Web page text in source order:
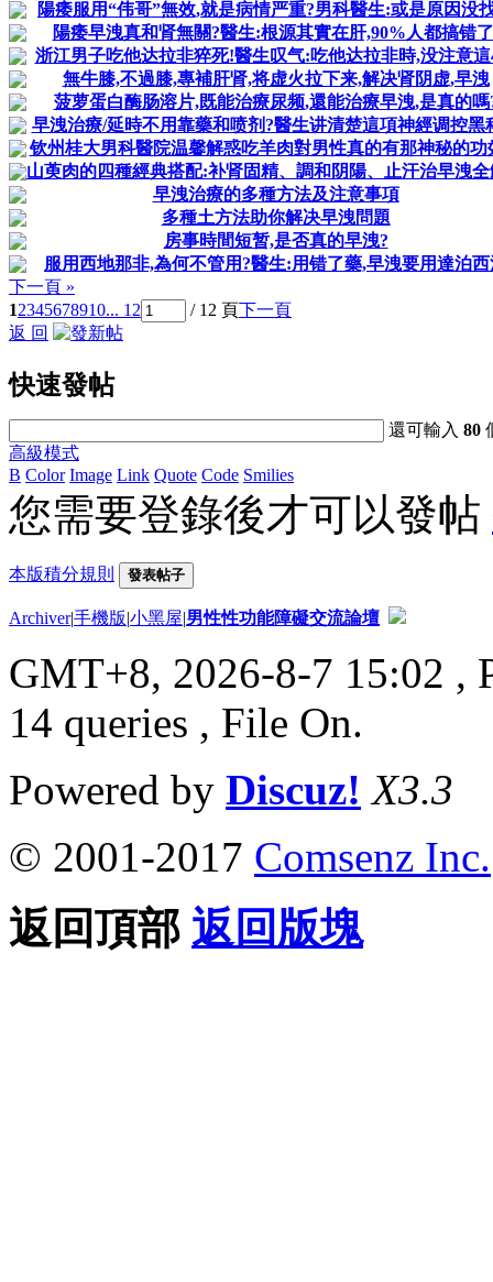
陽痿服用“伟哥”無效,就是病情严重?男科醫生:或是原因没
陽痿早洩真和肾無關?醫生:根源其實在肝,90%人都搞错
浙江男子吃他达拉非猝死!醫生叹气:吃他达拉非時,没注意這
無牛膝,不過膝,專補肝肾,将虚火拉下来,解决肾阴虚,早洩
菠萝蛋白酶肠溶片,既能治療尿频,還能治療早洩,是真的嗎
早洩治療/延時不用靠藥和喷剂?醫生讲清楚這項神經调控黑
钦州桂大男科醫院温馨解惑吃羊肉對男性真的有那神秘的功
山萸肉的四種經典搭配:补肾固精、調和阴陽、止汗治早洩
早洩治療的多種方法及注意事項
多種土方法助你解决早洩問題
房事時間短暂,是否真的早洩?
服用西地那非,為何不管用?醫生:用错了藥,早洩要用達泊西
下一頁 »
12345678910... 12 / 12 頁下一頁
返 回
快速發帖
還可輸入80
高級模式
B Color Image Link Quote Code Smilies
您需要登錄後才可以發帖
本版積分規則 發表帖子
Archiver|手機版|小黑屋|男性性功能障礙交流論壇
GMT+8, 2026-8-7 15:02 ,
14 queries , File On.
Powered by Discuz! X3.3
© 2001-2017 Comsenz Inc.
返回頂部 返回版塊